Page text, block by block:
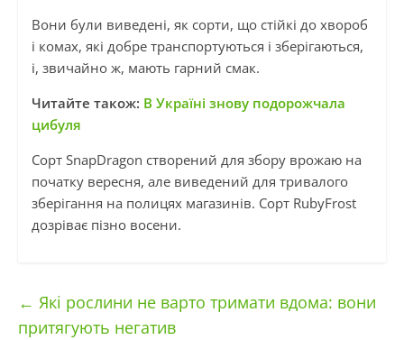
Вони були виведені, як сорти, що стійкі до хвороб
і комах, які добре транспортуються і зберігаються,
і, звичайно ж, мають гарний смак.
Читайте також: В Україні знову подорожчала
цибуля
Сорт SnapDragon створений для збору врожаю на
початку вересня, але виведений для тривалого
зберігання на полицях магазинів. Сорт RubyFrost
дозріває пізно восени.
← Які рослини не варто тримати вдома: вони
притягують негатив